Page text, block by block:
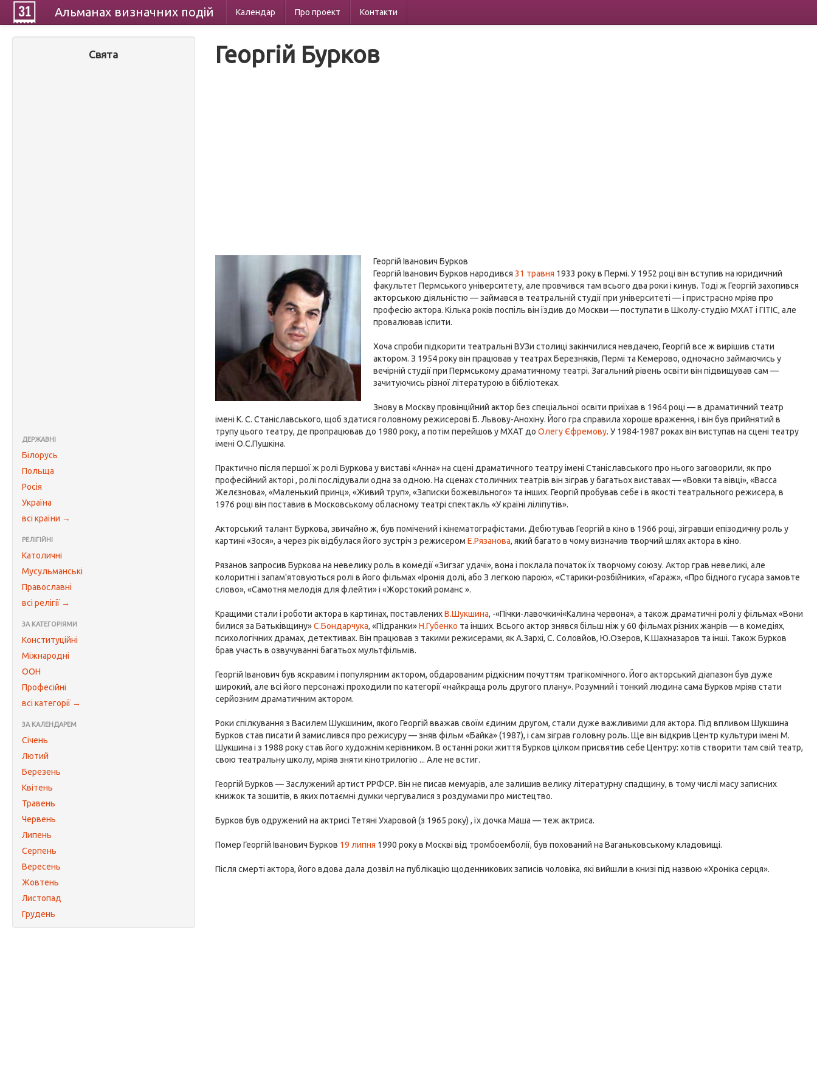
Альманах визначних подій Календар Про проект Контакти
Свята
ДЕРЖАВНІ
Білорусь
Польща
Росія
Україна
всі країни →
РЕЛІГІЙНІ
Католичні
Мусульманські
Православні
всі релігії →
ЗА КАТЕГОРІЯМИ
Конституційні
Міжнародні
ООН
Професійні
всі категорії →
ЗА КАЛЕНДАРЕМ
Січень
Лютий
Березень
Квітень
Травень
Червень
Липень
Серпень
Вересень
Жовтень
Листопад
Грудень
Георгій Бурков
Георгій Іванович Бурков
Георгій Іванович Бурков народився31 травня 1933 року в Пермі. У 1952 році він вступив на юридичний
факультет Пермського університету, але провчився там всього два роки і кинув. Тоді ж Георгій захопився
акторською діяльністю — займався в театральній студії при університеті — і пристрасно мріяв про
професію актора. Кілька років поспіль він їздив до Москви — поступати в Школу-студію МХАТ і ГІТІС, але
провалював іспити.
Хоча спроби підкорити театральні ВУЗи столиці закінчилися невдачею, Георгій все ж вирішив стати
актором. З 1954 року він працював у театрах Березняків, Пермі та Кемерово, одночасно займаючись у
вечірній студії при Пермському драматичному театрі. Загальний рівень освіти він підвищував сам —
зачитуючись різної літературою в бібліотеках.
Знову в Москву провінційний актор без спеціальної освіти приїхав в 1964 році — в драматичний театр
імені К. С. Станіславського, щоб здатися головному режисерові Б. Львову-Анохіну. Його гра справила хороше враження, і він був прийнятий в
трупу цього театру, де пропрацював до 1980 року, а потім перейшов у МХАТ доОлегу Єфремову. У 1984-1987 роках він виступав на сцені театру
імені О.С.Пушкіна.
Практично після першої ж ролі Буркова у виставі «Анна» на сцені драматичного театру імені Станіславського про нього заговорили, як про
професійний акторі , ролі послідували одна за одною. На сценах столичних театрів він зіграв у багатьох виставах — «Вовки та вівці», «Васса
Желєзнова», «Маленький принц», «Живий труп», «Записки божевільного» та інших. Георгій пробував себе і в якості театрального режисера, в
1976 році він поставив в Московському обласному театрі спектакль «У країні ліліпутів».
Акторський талант Буркова, звичайно ж, був помічений і кінематографістами. Дебютував Георгій в кіно в 1966 році, зігравши епізодичну роль у
картині «Зося», а через рік відбулася його зустріч з режисеромЕ.Рязанова, який багато в чому визначив творчий шлях актора в кіно.
Рязанов запросив Буркова на невелику роль в комедії «Зигзаг удачі», вона і поклала початок їх творчому союзу. Актор грав невеликі, але
колоритні і запам'ятовуються ролі в його фільмах «Іронія долі, або З легкою парою», «Старики-розбійники», «Гараж», «Про бідного гусара замовте
слово», «Самотня мелодія для флейти» і «Жорстокий романс ».
Кращими стали і роботи актора в картинах, поставленихВ.Шукшина, -«Пічки-лавочки»і«Калина червона», а також драматичні ролі у фільмах «Вони
билися за Батьківщину»С.Бондарчука, «Підранки»Н.Губенко та інших. Всього актор знявся більш ніж у 60 фільмах різних жанрів — в комедіях,
психологічних драмах, детективах. Він працював з такими режисерами, як А.Зархі, С. Соловйов, Ю.Озеров, К.Шахназаров та інші. Також Бурков
брав участь в озвучуванні багатьох мультфільмів.
Георгій Іванович був яскравим і популярним актором, обдарованим рідкісним почуттям трагікомічного. Його акторський діапазон був дуже
широкий, але всі його персонажі проходили по категорії «найкраща роль другого плану». Розумний і тонкий людина сама Бурков мріяв стати
серйозним драматичним актором.
Роки спілкування з Василем Шукшиним, якого Георгій вважав своїм єдиним другом, стали дуже важливими для актора. Під впливом Шукшина
Бурков став писати й замислився про режисуру — зняв фільм «Байка» (1987), і сам зіграв головну роль. Ще він відкрив Центр культури імені М.
Шукшина і з 1988 року став його художнім керівником. В останні роки життя Бурков цілком присвятив себе Центру: хотів створити там свій театр,
свою театральну школу, мріяв зняти кінотрилогію ... Але не встиг.
Георгій Бурков — Заслужений артист РРФСР. Він не писав мемуарів, але залишив велику літературну спадщину, в тому числі масу записних
книжок та зошитів, в яких потаємні думки чергувалися з роздумами про мистецтво.
Бурков був одружений на актрисі Тетяні Ухаровой (з 1965 року) , їх дочка Маша — теж актриса.
Помер Георгій Іванович Бурков 19 липня 1990 року в Москві від тромбоемболії, був похований на Ваганьковському кладовищі.
Після смерті актора, його вдова дала дозвіл на публікацію щоденникових записів чоловіка, які вийшли в книзі під назвою «Хроніка серця».